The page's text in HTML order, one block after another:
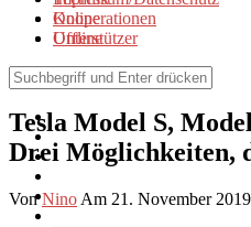
Kooperationen
Unterstützer
Online
Offline
Elektromobilität
Tesla Model S,
Drei Möglichkeiten,
VonNino Am 21. November 2019